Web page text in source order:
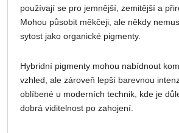
používají se pro jemnější, zemitější a
Mohou působit měkčeji, ale někdy
sytost jako organické pigmenty.
Hybridní pigmenty mohou nabídnout
vzhled, ale zároveň lepší barevnou
oblíbené u moderních technik, kde je
dobrá viditelnost po zahojení.